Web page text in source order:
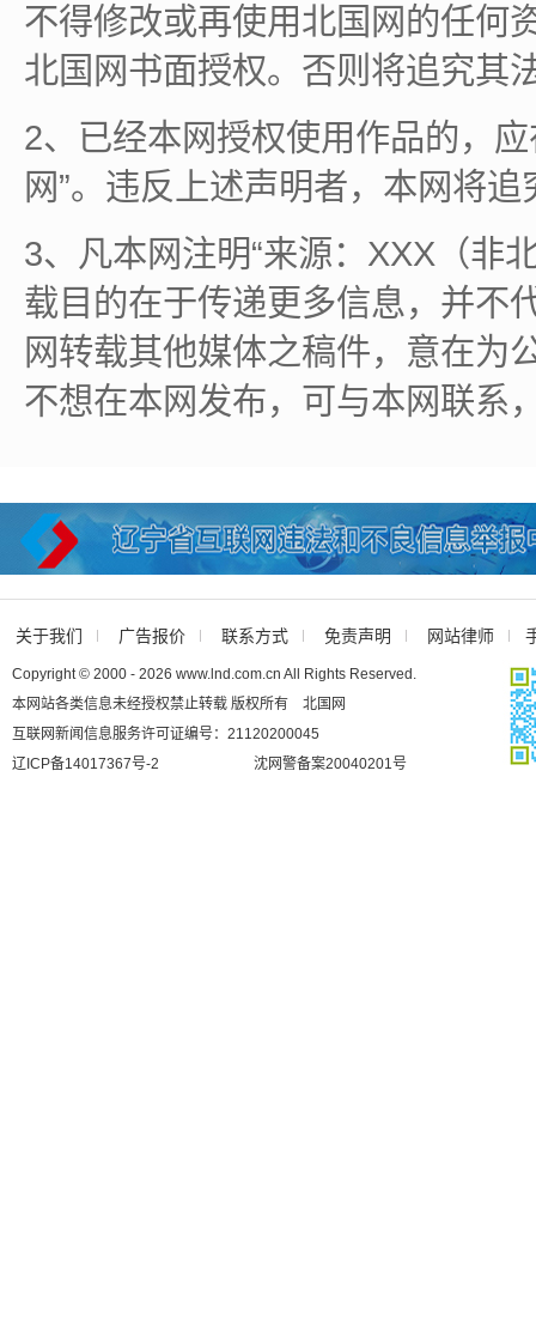
不得修改或再使用北国网的任何
北国网书面授权。否则将追究其
2、已经本网授权使用作品的，
网”。违反上述声明者，本网将
3、凡本网注明“来源：XXX（非
载目的在于传递更多信息，并不
网转载其他媒体之稿件，意在为
不想在本网发布，可与本网联系
关于我们 广告报价 联系方式 免责声明 网站律师
Copyright © 2000 - 2026 www.lnd.com.cn All Rights Reserved.
本网站各类信息未经授权禁止转载 版权所有 北国网
互联网新闻信息服务许可证编号：21120200045
辽ICP备14017367号-2
沈网警备案20040201号